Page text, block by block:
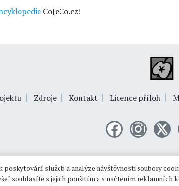
CoJeCo.cz!
Zdroje Kontakt Licence příloh
služeb a analýze návštěvnosti soubory
souhlasíte s jejich použitím a s načtením reklamních